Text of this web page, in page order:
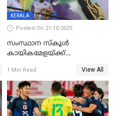
KERALA
Posted On 21-10-2025
സംസ്ഥാന സ്കൂൾ
കായികമേളയ്ക്ക്
ഒളിംപിക്‌സിന്റെ ഉദ്‌ഘാടനം
നിർവഹിച്ച് ധനമന്ത്രി K N
ബാലഗോപാൽ;ദീപശിഖ
തെളിയിച്ച് I M വിജയൻ
1 Min Read View All